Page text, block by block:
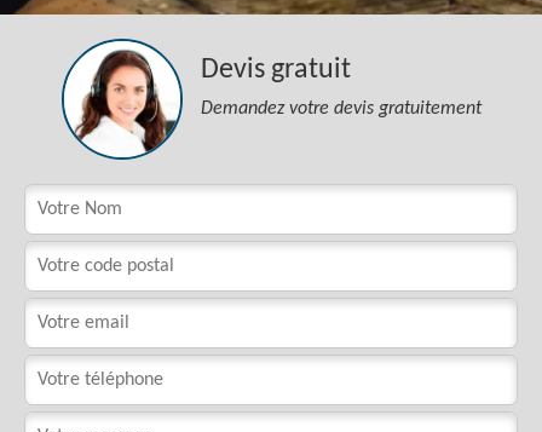
Devis gratuit
Demandez votre devis gratuitement